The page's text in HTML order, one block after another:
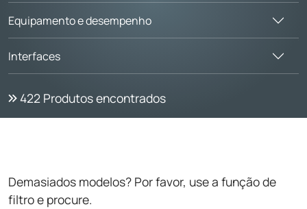
Equipamento e desempenho
Interfaces
422 Produtos encontrados
Demasiados modelos? Por favor, use a função de
filtro e procure.